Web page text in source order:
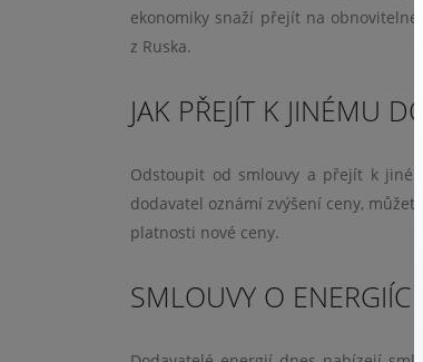
ekonomiky snaží přejít na
z Ruska.
JAK PŘEJÍT K JINÉMU
Odstoupit od smlouvy a přejít k
dodavatel oznámí zvýšení ceny,
platnosti nové ceny.
SMLOUVY O